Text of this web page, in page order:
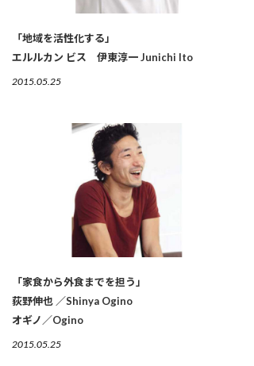
「地域を活性化する」
エルルカン ビス 伊東淳一 Junichi Ito
2015.05.25
「家食から外食までを担う」
荻野伸也 ／Shinya Ogino
オギノ／Ogino
2015.05.25